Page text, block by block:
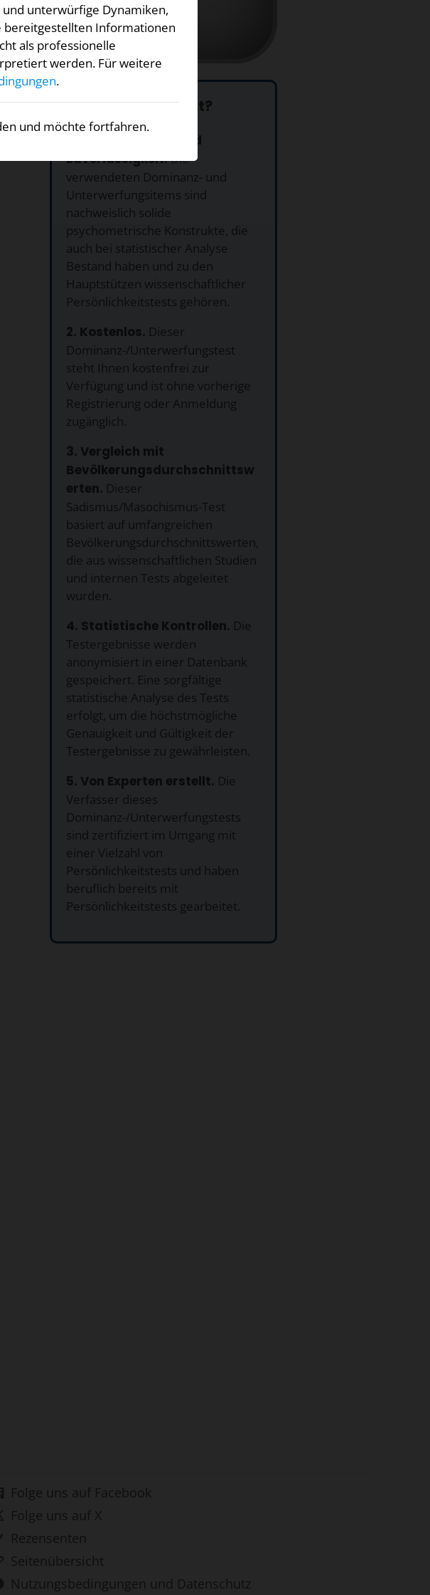
Warum dieser Test?
1. Hohe Gültigkeit und
Zuverlässigkeit.Die
verwendeten Dominanz- und
Unterwerfungsitems sind
nachweislich solide
psychometrische Konstrukte, die
auch bei statistischer Analyse
Bestand haben und zu den
Hauptstützen wissenschaftlicher
Persönlichkeitstests gehören.
2. Kostenlos. Dieser
Dominanz-/Unterwerfungstest
steht Ihnen kostenfrei zur
Verfügung und ist ohne vorherige
Registrierung oder Anmeldung
zugänglich.
3. Vergleich mit
Bevölkerungsdurchschnittsw
erten. Dieser
Sadismus/Masochismus-Test
basiert auf umfangreichen
Bevölkerungsdurchschnittswerten,
die aus wissenschaftlichen Studien
und internen Tests abgeleitet
wurden.
4. Statistische Kontrollen. Die
Testergebnisse werden
anonymisiert in einer Datenbank
gespeichert. Eine sorgfältige
statistische Analyse des Tests
erfolgt, um die höchstmögliche
Genauigkeit und Gültigkeit der
Testergebnisse zu gewährleisten.
5. Von Experten erstellt. Die
Verfasser dieses
Dominanz-/Unterwerfungstests
sind zertifiziert im Umgang mit
einer Vielzahl von
Persönlichkeitstests und haben
beruflich bereits mit
Persönlichkeitstests gearbeitet.
Folge uns auf Facebook
Folge uns auf X
Rezensenten
Seitenübersicht
Nutzungsbedingungen und Datenschutz
unterwürfige Dynamiken,
bereitgestellten Informationen
als professionelle
werden. Für weitere
.
und möchte fortfahren.